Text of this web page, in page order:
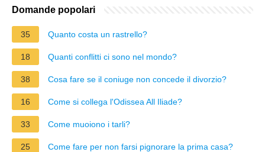
Domande popolari
35 Quanto costa un rastrello?
18 Quanti conflitti ci sono nel mondo?
38 Cosa fare se il coniuge non concede il divorzio?
16 Come si collega l'Odissea All Iliade?
33 Come muoiono i tarli?
25 Come fare per non farsi pignorare la prima casa?